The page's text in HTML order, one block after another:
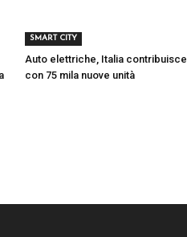
SMART CITY
Auto elettriche, Italia contribuisce
con 75 mila nuove unità